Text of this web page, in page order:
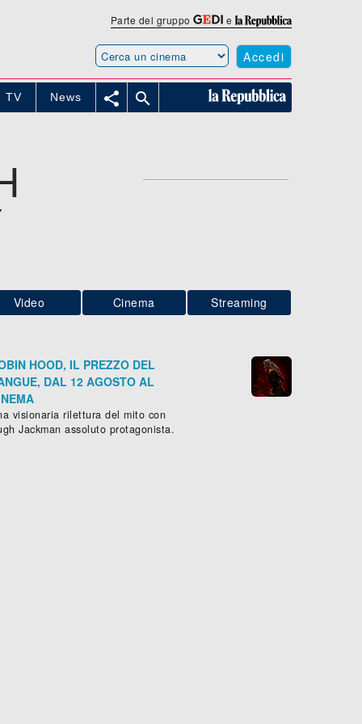
Parte del gruppo e
Accedi
TV News  
Video Cinema Streaming
HOOD, IL PREZZO DEL
DAL 12 AGOSTO AL
visionaria rilettura del mito con
Jackman assoluto protagonista.